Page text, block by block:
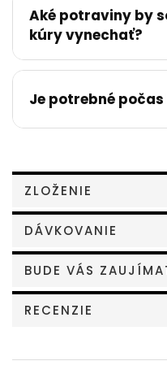
Aké potraviny by
kúry vynechať?
Je potrebné
ZLOŽENIE
DÁVKOVANIE
BUDE VÁS
RECENZIE